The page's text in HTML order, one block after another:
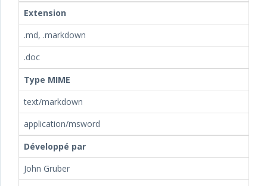
Extension
.md, .markdown
.doc
Type MIME
text/markdown
application/msword
Développé par
John Gruber